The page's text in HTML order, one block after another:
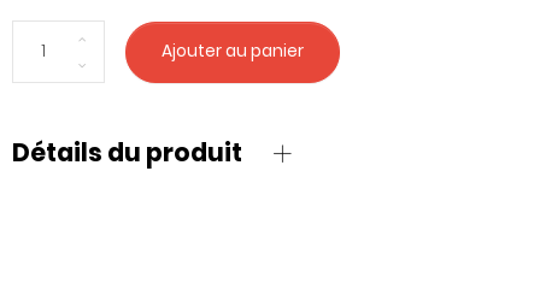
Ajouter au panier
Détails du produit